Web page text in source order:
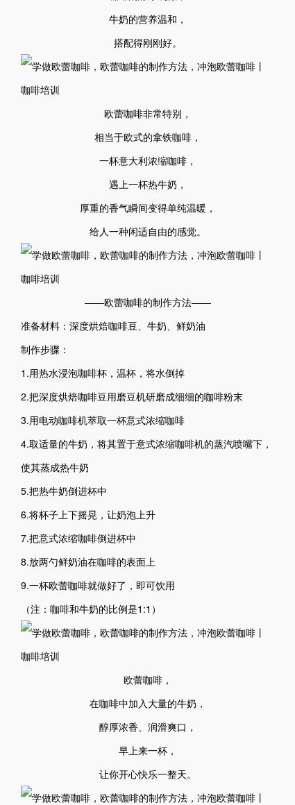
牛奶的营养温和，
搭配得刚刚好。
欧蕾咖啡非常特别，
相当于欧式的拿铁咖啡，
一杯意大利浓缩咖啡，
遇上一杯热牛奶，
厚重的香气瞬间变得单纯温暖，
给人一种闲适自由的感觉。
——欧蕾咖啡的制作方法——
准备材料：深度烘焙咖啡豆、牛奶、鲜奶油
制作步骤：
1.用热水浸泡咖啡杯，温杯，将水倒掉
2.把深度烘焙咖啡豆用磨豆机研磨成细细的咖啡粉末
3.用电动咖啡机萃取一杯意式浓缩咖啡
4.取适量的牛奶，将其置于意式浓缩咖啡机的蒸汽喷嘴下，
使其蒸成热牛奶
5.把热牛奶倒进杯中
6.将杯子上下摇晃，让奶泡上升
7.把意式浓缩咖啡倒进杯中
8.放两勺鲜奶油在咖啡的表面上
9.一杯欧蕾咖啡就做好了，即可饮用
（注：咖啡和牛奶的比例是1:1）
欧蕾咖啡，
在咖啡中加入大量的牛奶，
醇厚浓香、润滑爽口，
早上来一杯，
让你开心快乐一整天。